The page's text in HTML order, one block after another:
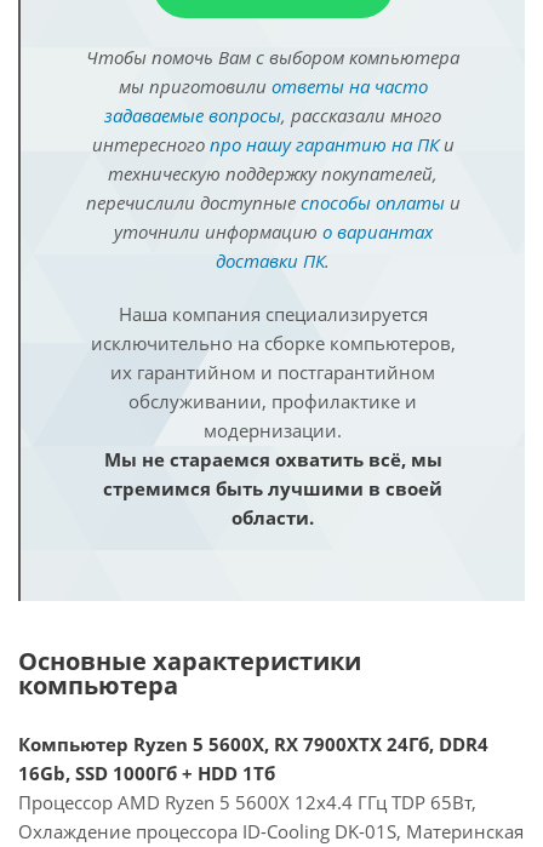
Чтобы помочь Вам с выбором компьютера
мы приготовили ответы на часто
задаваемые вопросы, рассказали много
интересного про нашу гарантию на ПКи
техническую поддержку покупателей,
перечислили доступные способы оплатыи
уточнили информацию о вариантах
доставки ПК.
Наша компания специализируется
исключительно на сборке компьютеров,
их гарантийном и постгарантийном
обслуживании, профилактике и
модернизации.
Мы не стараемся охватить всё, мы
стремимся быть лучшими в своей
области.
Основные характеристики
компьютера
Компьютер Ryzen 5 5600X, RX 7900XTX 24Гб, DDR4
16Gb, SSD 1000Гб + HDD 1Тб
Процессор AMD Ryzen 5 5600X 12x4.4 ГГц TDP 65Вт,
Охлаждение процессора ID-Cooling DK-01S, Материнская